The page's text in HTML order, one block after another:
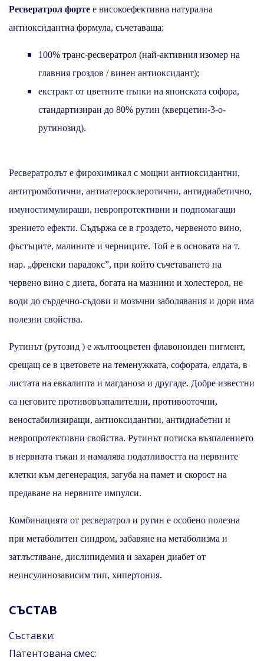
Ресвератрол форте е високоефективна натурална
антиоксидантна формула, съчетаваща:
100% транс-ресвератрол (най-активния изомер на
главния гроздов / винен антиоксидант);
екстракт от цветните пъпки на японската софора,
стандартизиран до 80% рутин (кверцетин-3-о-
рутинозид).
Ресвератролът е фирохимикал с мощни антиоксидантни,
антитромботични, антиатеросклеротични, антидиабетично,
имуностимулиращи, невропротективни и подпомагащи
зрението ефекти. Съдържа се в гроздето, червеното вино,
фъстъците, малините и черниците. Той е в основата на т.
нар. „френски парадокс”, при който съчетаването на
червено вино с диета, богата на мазнини и холестерол, не
води до сърдечно-съдови и мозъчни заболявания и дори има
полезни свойства.
Рутинът (рутозид ) е жълтооцветен флавоноиден пигмент,
срещащ се в цветовете на теменужката, софората, елдата, в
листата на евкалипта и магданоза и другаде. Добре известни
са неговите противовъзпалителни, противооточни,
веностабилизиращи, антиоксидантни, антидиабетни и
невропротективни свойства. Рутинът потиска възпалението
в нервната тъкан и намалява податливостта на нервните
клетки към дегенерация, загуба на памет и скорост на
предаване на нервните импулси.
Комбинацията от ресвератрол и рутин е особено полезна
при метаболитен синдром, забавяне на метаболизма и
затлъстяване, дислипидемия и захарен диабет от
неинсулинозависим тип, хипертония.
СЪСТАВ
Съставки:
Патентована смес: